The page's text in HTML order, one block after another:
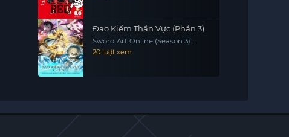
Đao Kiếm Thần Vực (Phần 3)
Sword Art Online (Season 3):
Alicization & War Of Underworld
20 lượt xem